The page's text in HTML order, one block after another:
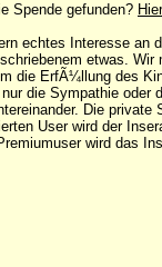
Spende gefunden?
echtes Interesse an
etwas.
die ErfÃ¼llung des
die Sympathie oder
Die private
User wird der
wird das